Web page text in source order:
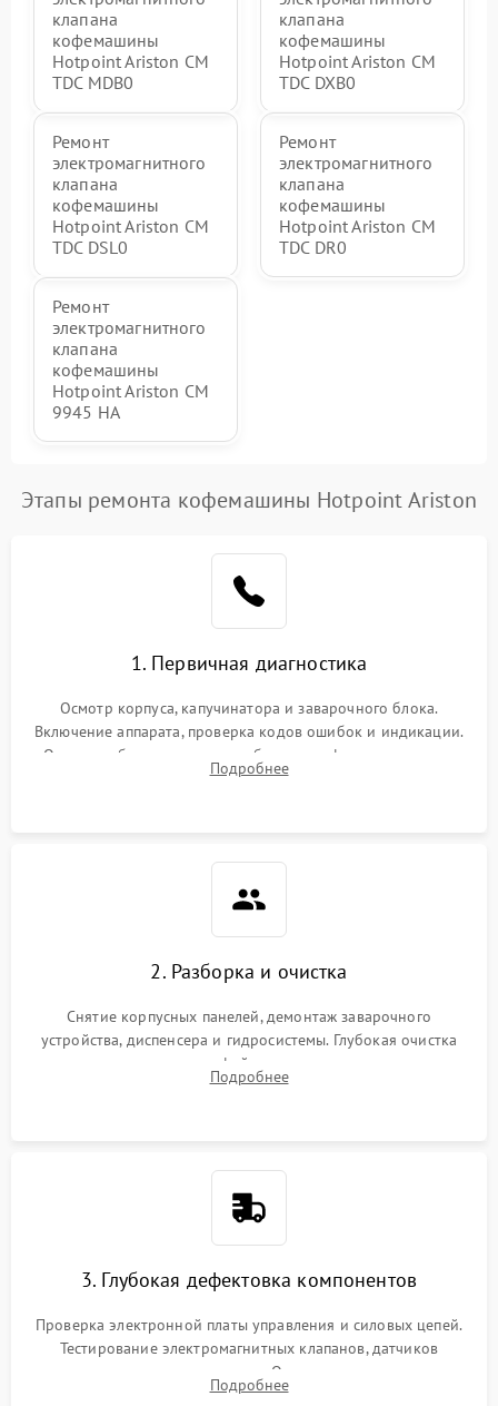
клапана
кофемашины
Hotpoint Ariston CM
TDC MDB0
клапана
кофемашины
Hotpoint Ariston CM
TDC DXB0
Ремонт
электромагнитного
клапана
кофемашины
Hotpoint Ariston CM
TDC DSL0
Ремонт
электромагнитного
клапана
кофемашины
Hotpoint Ariston CM
TDC DR0
Ремонт
электромагнитного
клапана
кофемашины
Hotpoint Ariston CM
9945 HA
Этапы ремонта кофемашины Hotpoint Ariston
1. Первичная диагностика
Осмотр корпуса, капучинатора и заварочного блока.
Включение аппарата, проверка кодов ошибок и индикации.
Оценка работы помпы, термоблока и кофемолки на слух.
Измерение температуры и давления воды для выявления
Подробнее
2. Разборка и очистка
Снятие корпусных панелей, демонтаж заварочного
устройства, диспенсера и гидросистемы. Глубокая очистка
внутренних узлов от кофейных масел, жмыха и накипи.
Промывка дренажных каналов и фильтров с использованием
Подробнее
3. Глубокая дефектовка компонентов
Проверка электронной платы управления и силовых цепей.
Тестирование электромагнитных клапанов, датчиков
температуры и расходомера. Оценка степени износа
жерновов кофемолки, уплотнительных колец гидросистемы
Подробнее